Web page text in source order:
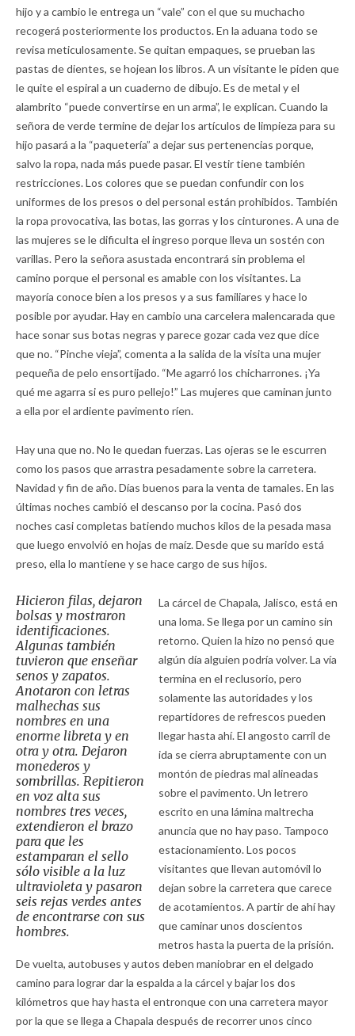
hijo y a cambio le entrega un “vale” con el que su muchacho
recogerá posteriormente los productos. En la aduana todo se
revisa meticulosamente. Se quitan empaques, se prueban las
pastas de dientes, se hojean los libros. A un visitante le piden que
le quite el espiral a un cuaderno de dibujo. Es de metal y el
alambrito “puede convertirse en un arma”, le explican. Cuando la
señora de verde termine de dejar los artículos de limpieza para su
hijo pasará a la “paquetería” a dejar sus pertenencias porque,
salvo la ropa, nada más puede pasar. El vestir tiene también
restricciones. Los colores que se puedan confundir con los
uniformes de los presos o del personal están prohibidos. También
la ropa provocativa, las botas, las gorras y los cinturones. A una de
las mujeres se le dificulta el ingreso porque lleva un sostén con
varillas. Pero la señora asustada encontrará sin problema el
camino porque el personal es amable con los visitantes. La
mayoría conoce bien a los presos y a sus familiares y hace lo
posible por ayudar. Hay en cambio una carcelera malencarada que
hace sonar sus botas negras y parece gozar cada vez que dice
que no. “Pinche vieja”, comenta a la salida de la visita una mujer
pequeña de pelo ensortijado. “Me agarró los chicharrones. ¡Ya
qué me agarra si es puro pellejo!” Las mujeres que caminan junto
a ella por el ardiente pavimento ríen.
Hay una que no. No le quedan fuerzas. Las ojeras se le escurren
como los pasos que arrastra pesadamente sobre la carretera.
Navidad y fin de año. Días buenos para la venta de tamales. En las
últimas noches cambió el descanso por la cocina. Pasó dos
noches casi completas batiendo muchos kilos de la pesada masa
que luego envolvió en hojas de maíz. Desde que su marido está
preso, ella lo mantiene y se hace cargo de sus hijos.
Hicieron filas, dejaron
bolsas y mostraron
identificaciones.
Algunas también
tuvieron que enseñar
senos y zapatos.
Anotaron con letras
malhechas sus
nombres en una
enorme libreta y en
otra y otra. Dejaron
monederos y
sombrillas. Repitieron
en voz alta sus
nombres tres veces,
extendieron el brazo
para que les
estamparan el sello
sólo visible a la luz
ultravioleta y pasaron
seis rejas verdes antes
de encontrarse con sus
hombres.
La cárcel de Chapala, Jalisco, está en
una loma. Se llega por un camino sin
retorno. Quien la hizo no pensó que
algún día alguien podría volver. La vía
termina en el reclusorio, pero
solamente las autoridades y los
repartidores de refrescos pueden
llegar hasta ahí. El angosto carril de
ida se cierra abruptamente con un
montón de piedras mal alineadas
sobre el pavimento. Un letrero
escrito en una lámina maltrecha
anuncia que no hay paso. Tampoco
estacionamiento. Los pocos
visitantes que llevan automóvil lo
dejan sobre la carretera que carece
de acotamientos. A partir de ahí hay
que caminar unos doscientos
metros hasta la puerta de la prisión.
De vuelta, autobuses y autos deben maniobrar en el delgado
camino para lograr dar la espalda a la cárcel y bajar los dos
kilómetros que hay hasta el entronque con una carretera mayor
por la que se llega a Chapala después de recorrer unos cinco